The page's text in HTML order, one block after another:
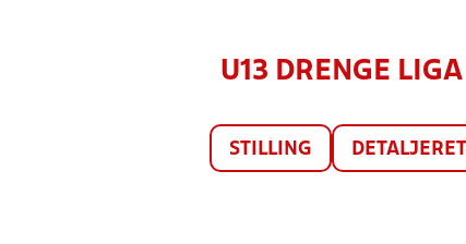
U13 DRENGE
STILLING